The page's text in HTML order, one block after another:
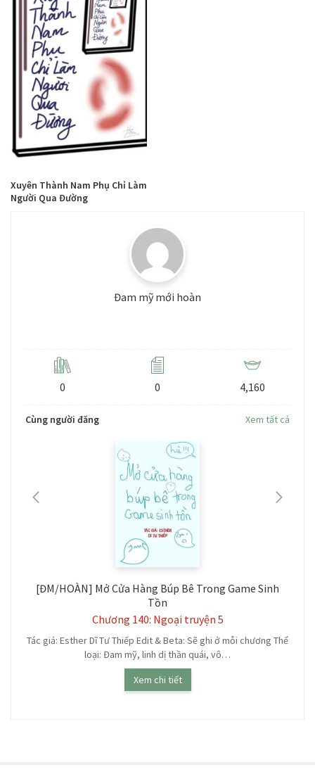
Xuyên Thành Nam Phụ Chỉ Làm
Người Qua Đường
Đam mỹ mới hoàn
0 0 4,160
Cùng người đăng Xem tất cả
[ĐM/HOÀN] Mở Cửa Hàng Búp Bê Trong Game Sinh
Tồn
Chương 140: Ngoại truyện 5
Tác giả: Esther Dĩ Tư Thiếp Edit & Beta: Sẽ ghi ở mỗi chương Thể
loại: Đam mỹ, linh dị thần quái, vô…
Xem chi tiết